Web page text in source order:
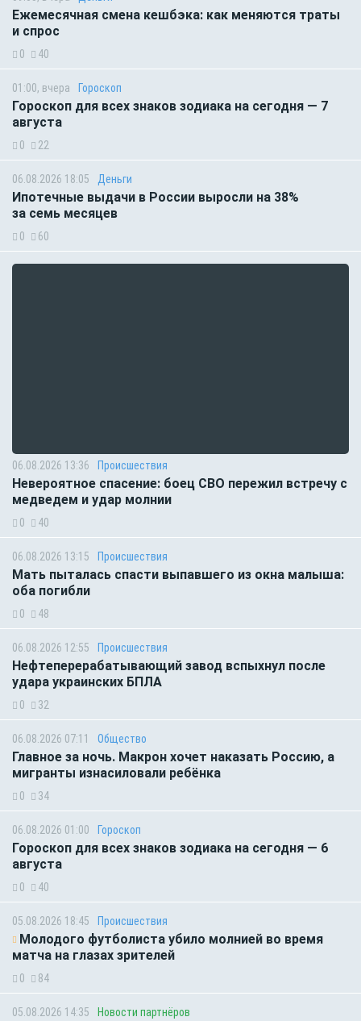
Ежемесячная смена кешбэка: как меняются траты
и спрос
0 40
01:00, вчера Гороскоп
Гороскоп для всех знаков зодиака на сегодня — 7
августа
0 22
06.08.2026 18:05 Деньги
Ипотечные выдачи в России выросли на 38%
за семь месяцев
0 60
06.08.2026 13:36 Происшествия
Невероятное спасение: боец СВО пережил встречу с
медведем и удар молнии
0 40
06.08.2026 13:15 Происшествия
Мать пыталась спасти выпавшего из окна малыша:
оба погибли
0 48
06.08.2026 12:55 Происшествия
Нефтеперерабатывающий завод вспыхнул после
удара украинских БПЛА
0 32
06.08.2026 07:11 Общество
Главное за ночь. Макрон хочет наказать Россию, а
мигранты изнасиловали ребёнка
0 34
06.08.2026 01:00 Гороскоп
Гороскоп для всех знаков зодиака на сегодня — 6
августа
0 40
05.08.2026 18:45 Происшествия
Молодого футболиста убило молнией во время
матча на глазах зрителей
0 84
05.08.2026 14:35 Новости партнёров